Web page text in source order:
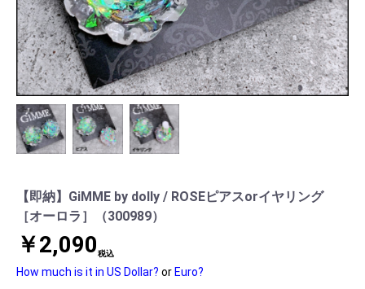
【即納】GiMME by dolly / ROSEピアスorイヤリング
［オーロラ］（300989）
￥2,090税込
How much is it in US Dollar? or Euro?